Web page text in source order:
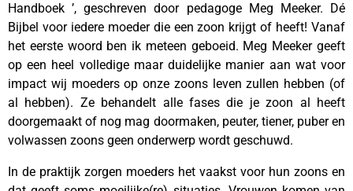
Handboek ’, geschreven door pedagoge Meg Meeker. Dé
Bijbel voor iedere moeder die een zoon krijgt of heeft! Vanaf
het eerste woord ben ik meteen geboeid. Meg Meeker geeft
op een heel volledige maar duidelijke manier aan wat voor
impact wij moeders op onze zoons leven zullen hebben (of
al hebben). Ze behandelt alle fases die je zoon al heeft
doorgemaakt of nog mag doormaken, peuter, tiener, puber en
volwassen zoons geen onderwerp wordt geschuwd.
In de praktijk zorgen moeders het vaakst voor hun zoons en